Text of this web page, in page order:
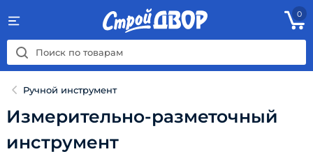
0
Ручной инструмент
Измерительно-разметочный
инструмент